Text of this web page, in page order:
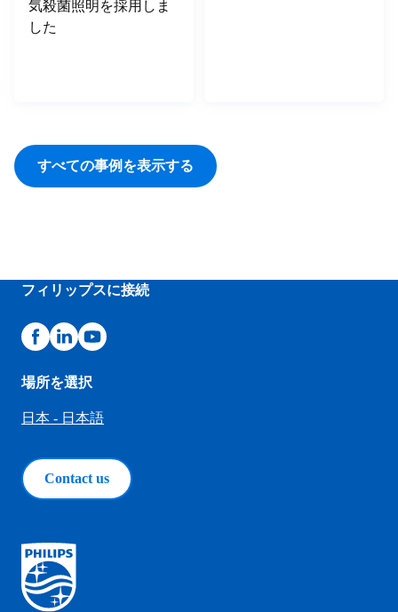
気殺菌照明を採用しま
した
すべての事例を表示する
フィリップスに接続
場所を選択
日本 - 日本語
Contact us